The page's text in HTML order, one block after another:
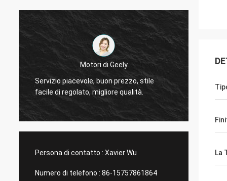
Il Thinh-Vietnam
Ciao, Johnson, sistema prego 12000 metri
2808 di tubo magro, colore dell'avorio.
Persona di contatto : Xavier Wu
Numero di telefono : 86-15757861864
La